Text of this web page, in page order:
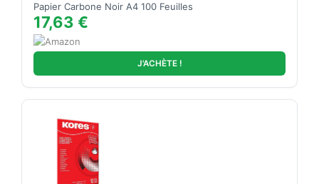
Papier Carbone Noir A4 100 Feuilles
17,63 €
J'ACHÈTE !